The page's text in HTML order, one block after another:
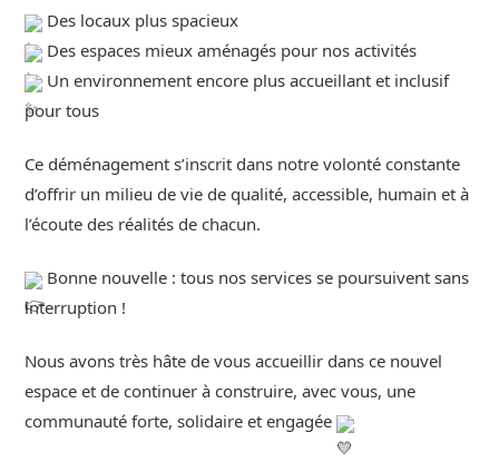
Des locaux plus spacieux
Des espaces mieux aménagés pour nos activités
Un environnement encore plus accueillant et inclusif
pour tous
Ce déménagement s’inscrit dans notre volonté constante
d’offrir un milieu de vie de qualité, accessible, humain et à
l’écoute des réalités de chacun.
Bonne nouvelle : tous nos services se poursuivent sans
interruption !
Nous avons très hâte de vous accueillir dans ce nouvel
espace et de continuer à construire, avec vous, une
communauté forte, solidaire et engagée